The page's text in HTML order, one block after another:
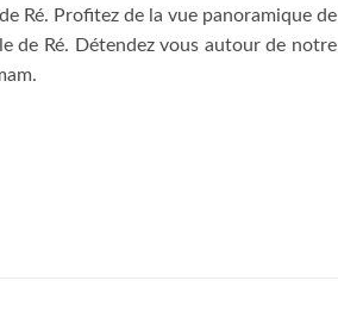
Ré. Profitez de la vue panoramique de
de Ré. Détendez vous autour de notre